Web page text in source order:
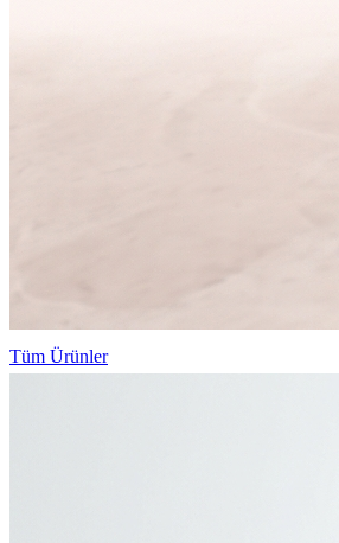
Tüm Ürünler